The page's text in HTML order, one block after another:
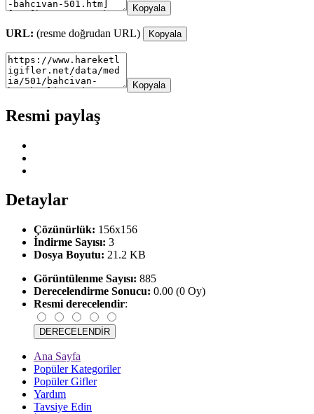
Kopyala
URL: (resme doğrudan URL) Kopyala
Kopyala
Resmi paylaş
Detaylar
Çözünürlük: 156x156
İndirme Sayısı: 3
Dosya Boyutu: 21.2 KB
Görüntülenme Sayısı: 885
Derecelendirme Sonucu: 0.00 (0 Oy)
Resmi derecelendir:
Ana Sayfa
Popüler Kategoriler
Popüler Gifler
Yardım
Tavsiye Edin